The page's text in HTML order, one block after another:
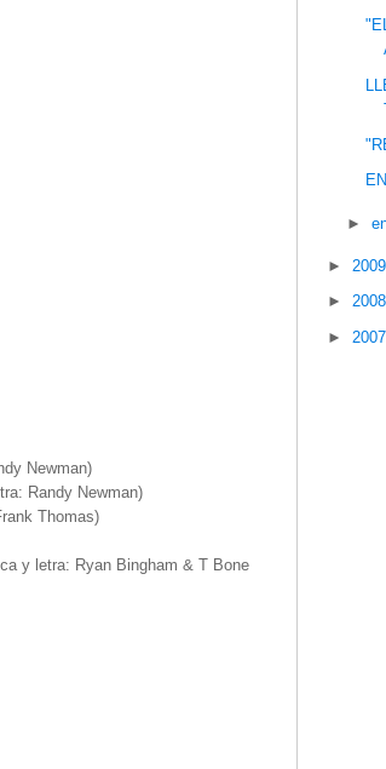
Newman)
Randy Newman)
Thomas)
y letra: Ryan Bingham & T Bone
►
►
►
►